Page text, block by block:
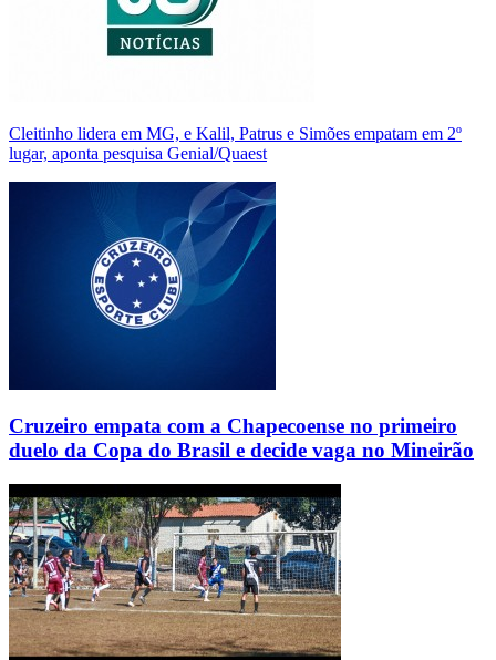
Cleitinho lidera em MG, e Kalil, Patrus e Simões empatam em 2º
lugar, aponta pesquisa Genial/Quaest
Cruzeiro empata com a Chapecoense no primeiro
duelo da Copa do Brasil e decide vaga no Mineirão